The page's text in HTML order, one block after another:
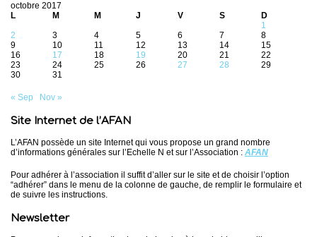
octobre 2017
L
M M J V S
D
1
2
3 4 5 6 7
8
9
10 11 12 13 14
15
16
17 18 19 20 21
22
23
24 25 26 27 28
29
30
31
« Sep Nov »
Site Internet de l’AFAN
L’AFAN possède un site Internet qui vous propose un grand nombre
d’informations générales sur l’Echelle N et sur l’Association : AFAN
Pour adhérer à l’association il suffit d’aller sur le site et de choisir l’option
“adhérer” dans le menu de la colonne de gauche, de remplir le formulaire et
de suivre les instructions.
Newsletter